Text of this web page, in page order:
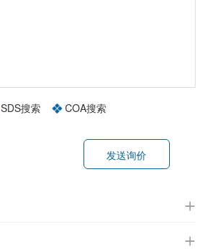
SDS搜索 COA搜索
发送询价